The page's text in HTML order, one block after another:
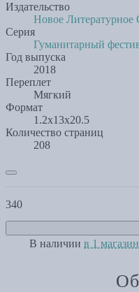
Издательство
Новое Литературное
Серия
Гуманитарный
Год выпуска
2018
Переплет
Мягкий
Формат
1.2x13x20.5
Количество страниц
208
340
В наличии в 1